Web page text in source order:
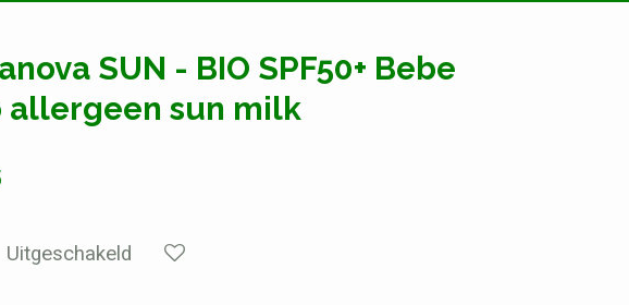
SUN - BIO SPF50+ Bebe
allergeen sun milk
Uitgeschakeld